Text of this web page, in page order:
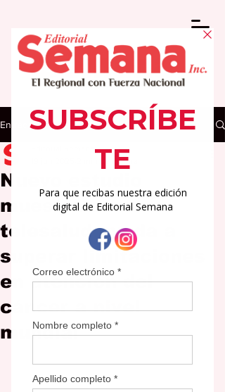
Entrada
Nuevo estudio
muestra como
telesalud ayuda a
superar limitaciones
en atención del
cáncer a nivel
mundial
2 min de lectura